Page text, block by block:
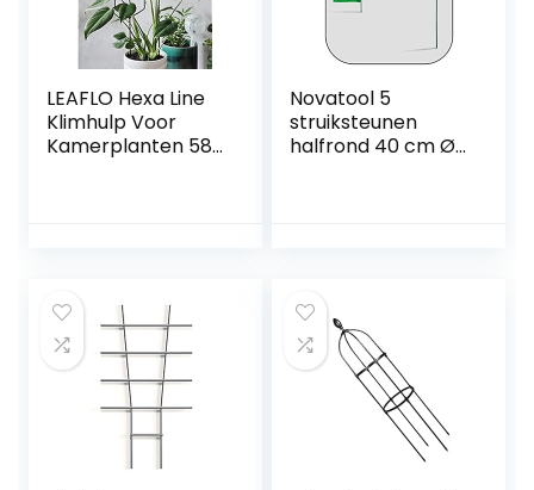
LEAFLO Hexa Line
Klimhulp Voor
Kamerplanten 58
Plantenliefhebber
s
Novatool 5
struiksteunen
halfrond 40 cm Ø
rozensteun